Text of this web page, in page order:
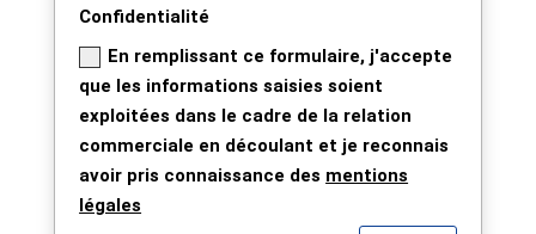
Confidentialité
En remplissant ce formulaire, j'accepte
que les informations saisies soient
exploitées dans le cadre de la relation
commerciale en découlant et je reconnais
avoir pris connaissance des mentions
légales